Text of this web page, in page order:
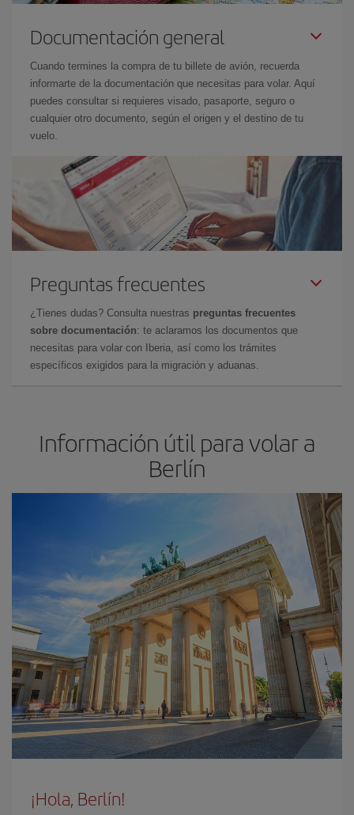
Documentación general
Cuando termines la compra de tu billete de avión, recuerda
informarte de la documentación que necesitas para volar. Aquí
puedes consultar si requieres visado, pasaporte, seguro o
cualquier otro documento, según el origen y el destino de tu
vuelo.
Preguntas frecuentes
¿Tienes dudas? Consulta nuestras preguntas frecuentes
sobre documentación: te aclaramos los documentos que
necesitas para volar con Iberia, así como los trámites
específicos exigidos para la migración y aduanas.
Información útil para volar a
Berlín
¡Hola, Berlín!